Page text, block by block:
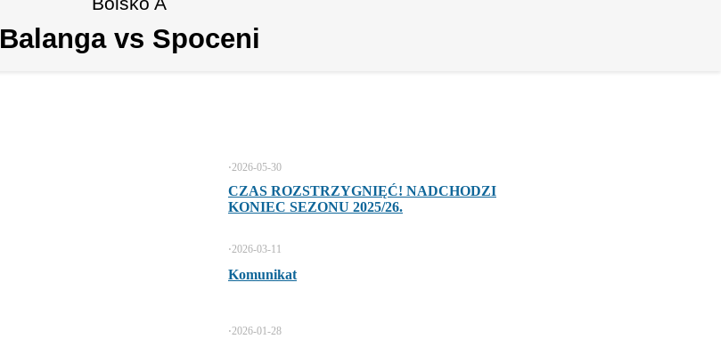
Balanga vs Spoceni
CZAS ROZSTRZYGNIĘĆ! NADCHODZI
KONIEC SEZONU 2025/26.
⋅2026-05-30
Komunikat
⋅2026-03-11
⋅2026-01-28